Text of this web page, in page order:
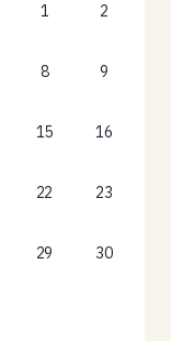
1 2
8 9
15 16
22 23
29 30